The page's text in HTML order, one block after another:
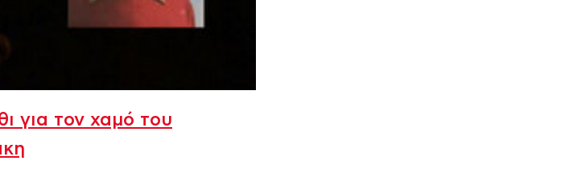
για τον χαμό του